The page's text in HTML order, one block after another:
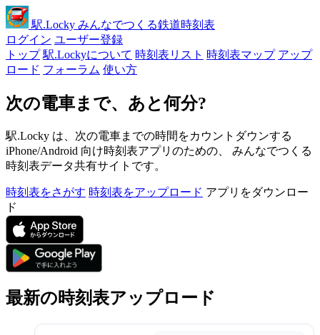
駅.Locky みんなでつくる鉄道時刻表
ログイン ユーザー登録
トップ 駅.Lockyについて 時刻表リスト 時刻表マップ アップ
ロード フォーラム 使い方
次の電車まで、あと何分?
駅.Locky は、次の電車までの時間をカウントダウンする
iPhone/Android 向け時刻表アプリのための、 みんなでつくる
時刻表データ共有サイトです。
時刻表をさがす 時刻表をアップロード アプリをダウンロー
ド
最新の時刻表アップロード